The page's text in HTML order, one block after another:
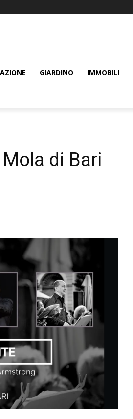
GIARDINO IMMOBILI
di Bari